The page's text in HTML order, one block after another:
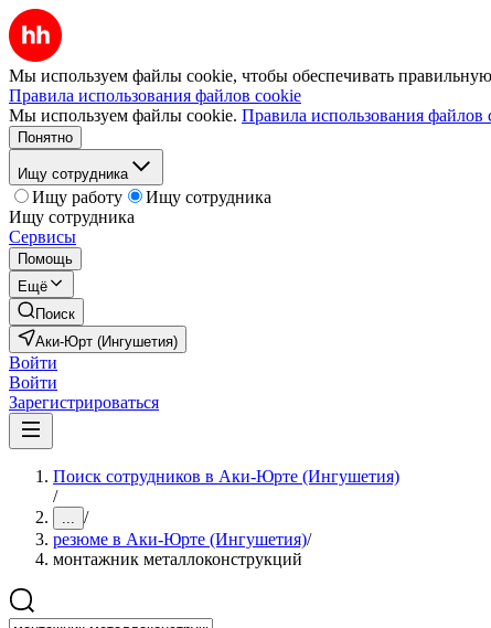
Мы используем файлы cookie, чтобы обеспечивать
Правила использования файлов cookie
Мы используем файлы cookie. Правила использования файлов
Понятно
Ищу сотрудника
Ищу работу
Ищу сотрудника
Ищу сотрудника
Сервисы
Помощь
Ещё
Поиск
Аки-Юрт (Ингушетия)
Войти
Войти
Зарегистрироваться
Поиск сотрудников в Аки-Юрте (Ингушетия)
/
... /
резюме в Аки-Юрте (Ингушетия)/
монтажник металлоконструкций